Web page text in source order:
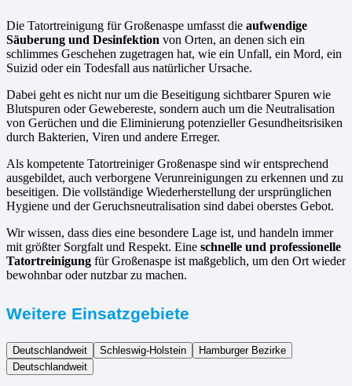
Die Tatortreinigung für Großenaspe umfasst die aufwendige
Säuberung und Desinfektion von Orten, an denen sich ein
schlimmes Geschehen zugetragen hat, wie ein Unfall, ein Mord, ein
Suizid oder ein Todesfall aus natürlicher Ursache.
Dabei geht es nicht nur um die Beseitigung sichtbarer Spuren wie
Blutspuren oder Gewebereste, sondern auch um die Neutralisation
von Gerüchen und die Eliminierung potenzieller Gesundheitsrisiken
durch Bakterien, Viren und andere Erreger.
Als kompetente Tatortreiniger Großenaspe sind wir entsprechend
ausgebildet, auch verborgene Verunreinigungen zu erkennen und zu
beseitigen. Die vollständige Wiederherstellung der ursprünglichen
Hygiene und der Geruchsneutralisation sind dabei oberstes Gebot.
Wir wissen, dass dies eine besondere Lage ist, und handeln immer
mit größter Sorgfalt und Respekt. Eine schnelle und professionelle
Tatortreinigung für Großenaspe ist maßgeblich, um den Ort wieder
bewohnbar oder nutzbar zu machen.
Weitere Einsatzgebiete
Deutschlandweit Schleswig-Holstein
Hamburger Bezirke
Deutschlandweit